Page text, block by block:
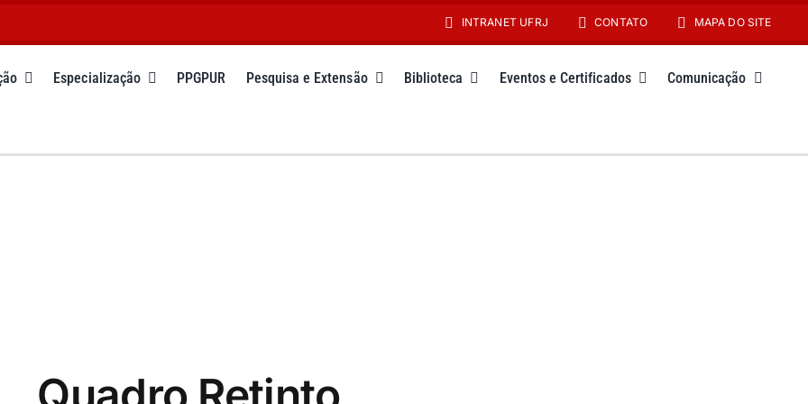
INTRANET UFRJ CONTATO MAPA DO SITE
Especialização PPGPUR Pesquisa e Extensão Biblioteca Eventos e Certificados Comunicação